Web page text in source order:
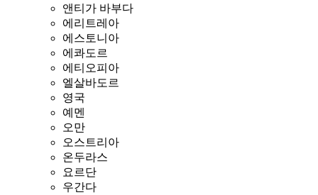
앤티가 바부다
에리트레아
에스토니아
에콰도르
에티오피아
엘살바도르
영국
예멘
오만
오스트리아
온두라스
요르단
우간다